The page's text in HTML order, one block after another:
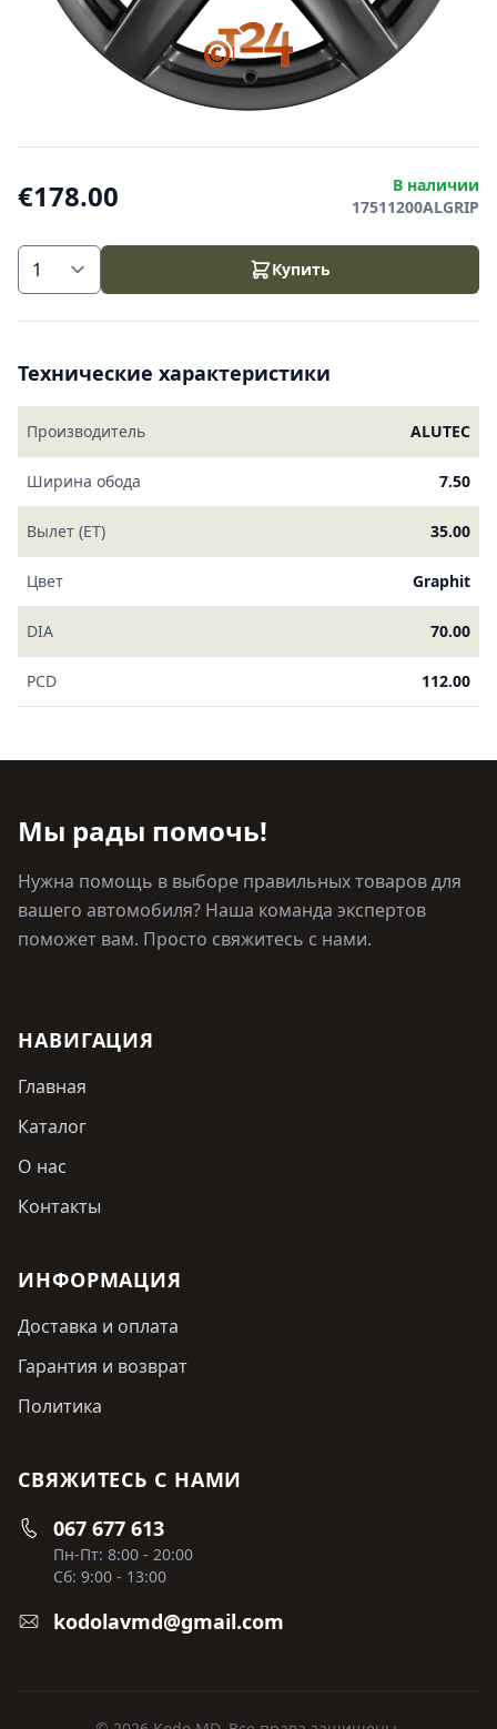
€178.00
В наличии
17511200ALGRIP
Купить
Технические характеристики
Производитель ALUTEC
Ширина обода 7.50
Вылет (ET) 35.00
Цвет Graphit
DIA 70.00
PCD 112.00
Мы рады помочь!
Нужна помощь в выборе правильных товаров для
вашего автомобиля? Наша команда экспертов
поможет вам. Просто свяжитесь с нами.
НАВИГАЦИЯ
Главная
Каталог
О нас
Контакты
ИНФОРМАЦИЯ
Доставка и оплата
Гарантия и возврат
Политика
СВЯЖИТЕСЬ С НАМИ
067 677 613
Пн-Пт: 8:00 - 20:00
Сб: 9:00 - 13:00
kodolavmd@gmail.com